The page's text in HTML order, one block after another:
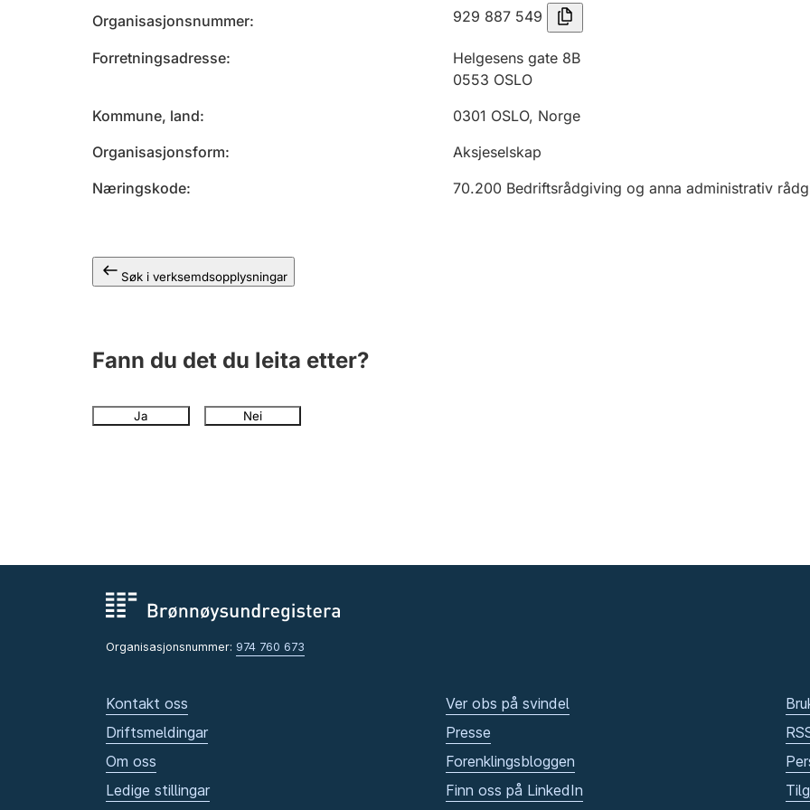
Organisasjonsnummer 929 887 549
Forretningsadresse
Helgesens gate 8B
0553 OSLO
Kommune, land
0301 OSLO, Norge
Organisasjonsform
Aksjeselskap
Næringskode
70.200 Bedriftsrådgiving og anna administrativ
Søk i verksemdsopplysningar
Fann du det du leita etter?
Ja Nei
Organisasjonsnummer: 974 760 673
Kontakt oss
Driftsmeldingar
Om oss
Ledige stillingar
Ver obs på svindel
Presse
Forenklingsbloggen
Finn oss på LinkedIn